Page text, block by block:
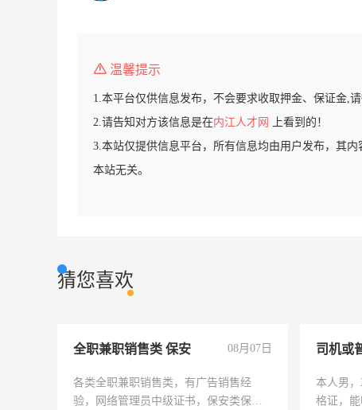
温馨提示
1.本平台仅供信息发布，不会要求收取押金、保证金,请
2.请告知对方该信息是在内江人才网
上看到的！
3.本站仅提供信息平台，所有信息均由用户发布，其
本站无关。
猜您喜欢
全职兼职销售类 保安 08月07日
各类全职兼职销售类，有广告销售经
验，网络管理员中级证书，保安类保安
司机或
本人男
格证，